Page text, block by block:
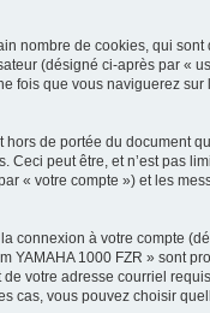
nombre de cookies, qui sont
(désigné ci-après par «
fois que vous naviguerez sur
de portée du document
peut être, et n’est pas
« votre compte ») et les
connexion à votre compte
YAMAHA 1000 FZR » sont
votre adresse courriel
cas, vous pouvez choisir